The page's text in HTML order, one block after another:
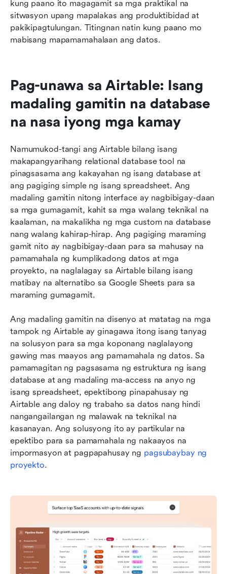
kung paano ito magagamit sa mga praktikal na
sitwasyon upang mapalakas ang produktibidad at
pakikipagtulungan. Titingnan natin kung paano mo
mabisang mapamamahalaan ang datos.
Pag-unawa sa Airtable: Isang
madaling gamitin na database
na nasa iyong mga kamay
Namumukod-tangi ang Airtable bilang isang
makapangyarihang relational database tool na
pinagsasama ang kakayahan ng isang database at
ang pagiging simple ng isang spreadsheet. Ang
madaling gamitin nitong interface ay nagbibigay-daan
sa mga gumagamit, kahit sa mga walang teknikal na
kaalaman, na makalikha ng mga custom na database
nang walang kahirap-hirap. Ang pagiging maraming
gamit nito ay nagbibigay-daan para sa mahusay na
pamamahala ng kumplikadong datos at mga
proyekto, na naglalagay sa Airtable bilang isang
matibay na alternatibo sa Google Sheets para sa
maraming gumagamit.
Ang madaling gamitin na disenyo at matatag na mga
tampok ng Airtable ay ginagawa itong isang tanyag
na solusyon para sa mga koponang naglalayong
gawing mas maayos ang pamamahala ng datos. Sa
pamamagitan ng pagsasama ng estruktura ng isang
database at ang madaling ma-access na anyo ng
isang spreadsheet, epektibong pinapahusay ng
Airtable ang daloy ng trabaho sa datos nang hindi
nangangailangan ng malawak na teknikal na
kasanayan. Ang solusyong ito ay partikular na
epektibo para sa pamamahala ng nakaayos na
impormasyon at pagpapahusay ng pagsubaybay ng
proyekto.